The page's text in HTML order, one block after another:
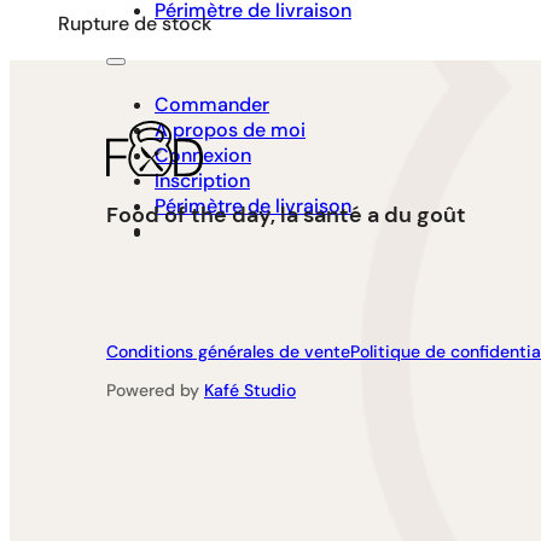
Périmètre de livraison
Commander
A propos de moi
Connexion
Inscription
Périmètre de livraison
Rupture de stock
Food of the day, la santé a du goût
Conditions générales de ventePolitique de
Powered by Kafé Studio